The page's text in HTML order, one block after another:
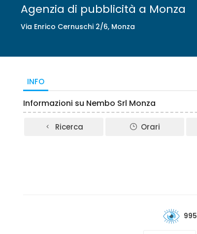
Agenzia di pubblicità a Monza
Via Enrico Cernuschi 2/6, Monza
INFO
Informazioni su Nembo Srl Monza
Ricerca Orari
995